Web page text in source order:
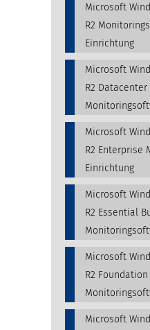
Microsoft
R2
Einrichtung
Microsoft
R2 Datacenter
Microsoft
R2 Enterprise
Einrichtung
Microsoft
R2 Essential
Microsoft
R2 Foundation
Microsoft